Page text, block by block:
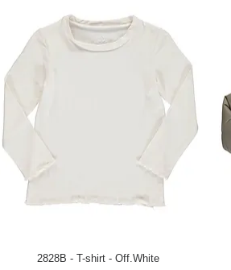
Hurtigvisning
2828B - T-shirt - Off.White